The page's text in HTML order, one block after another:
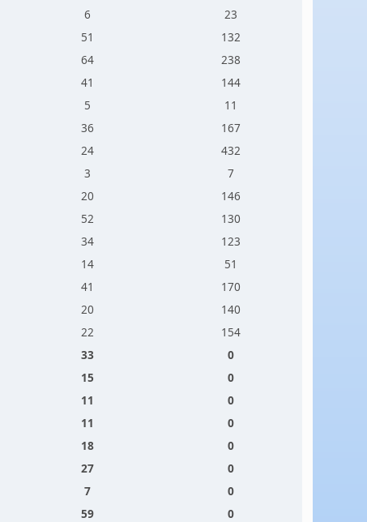
6
23
51
132
64
238
41
144
5
11
36
167
24
432
3
7
20
146
52
130
34
123
14
51
41
170
20
140
22
154
33
0
15
0
11
0
11
0
18
0
27
0
7
0
59
0